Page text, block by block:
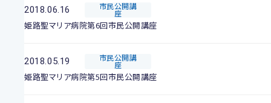
2018.06.16 市民公開講
座
姫路聖マリア病院第6回市民公開講座
2018.05.19 市民公開講
座
姫路聖マリア病院第5回市民公開講座